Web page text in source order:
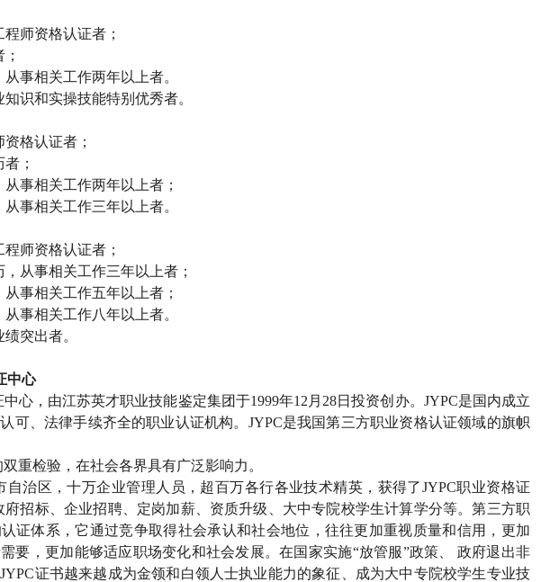
师资格认证者；
事相关工作两年以上者。
识和实操技能特别优秀者。
格认证者；
；
事相关工作两年以上者；
事相关工作三年以上者。
师资格认证者；
从事相关工作三年以上者；
事相关工作五年以上者；
事相关工作八年以上者。
突出者。
中心
心，由江苏英才职业技能鉴定集团于1999年12 月 28日投资创办。 JYPC是国内成立
可、法律手续齐全的职业认证机构。 JYPC是我国第三方职业资格认证领域的旗帜
重检验，在社会各界具有广泛影响力。
自治区，十万企业管理人员，超百万各行各业技术精英，获得了JYPC职业资格证
府招标、企业招聘、定岗加薪、资质升级、大中专院校学生计算学分等。第三方职
证体系，它通过竞争取得社会承认和社会地位，往往更加重视质量和信用，更加
要，更加能够适应职场变化和社会发展。在国家实施“放管服”政策、 政府退出非
JYPC证书越来越成为金领和白领人士执业能力的象征、成为大中专院校学生专业技